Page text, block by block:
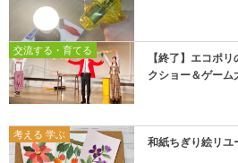
交流する・育てる
【終了】エコポ
クショー＆ゲーム
考える 学ぶ
和紙ちぎり絵リユ